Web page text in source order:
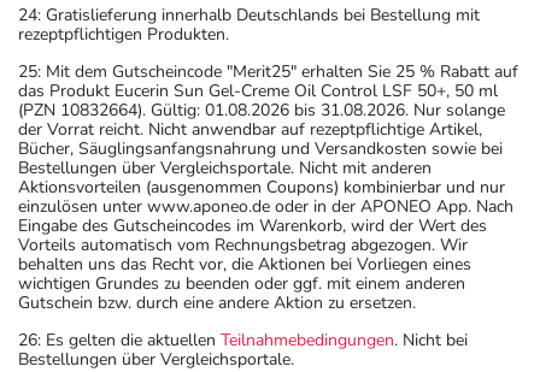
24: Gratislieferung innerhalb Deutschlands bei Bestellung mit
rezeptpflichtigen Produkten.
25: Mit dem Gutscheincode "Merit25" erhalten Sie 25 % Rabatt auf
das Produkt Eucerin Sun Gel-Creme Oil Control LSF 50+, 50 ml
(PZN 10832664). Gültig: 01.08.2026 bis 31.08.2026. Nur solange
der Vorrat reicht. Nicht anwendbar auf rezeptpflichtige Artikel,
Bücher, Säuglingsanfangsnahrung und Versandkosten sowie bei
Bestellungen über Vergleichsportale. Nicht mit anderen
Aktionsvorteilen (ausgenommen Coupons) kombinierbar und nur
einzulösen unter www.aponeo.de oder in der APONEO App. Nach
Eingabe des Gutscheincodes im Warenkorb, wird der Wert des
Vorteils automatisch vom Rechnungsbetrag abgezogen. Wir
behalten uns das Recht vor, die Aktionen bei Vorliegen eines
wichtigen Grundes zu beenden oder ggf. mit einem anderen
Gutschein bzw. durch eine andere Aktion zu ersetzen.
26: Es gelten die aktuellen Teilnahmebedingungen. Nicht bei
Bestellungen über Vergleichsportale.